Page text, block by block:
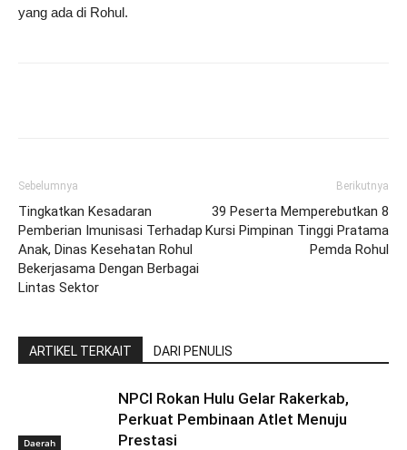
yang ada di Rohul.
Sebelumnya
Tingkatkan Kesadaran
Pemberian Imunisasi Terhadap
Anak, Dinas Kesehatan Rohul
Bekerjasama Dengan Berbagai
Lintas Sektor
Berikutnya
39 Peserta Memperebutkan 8
Kursi Pimpinan Tinggi Pratama
Pemda Rohul
ARTIKEL TERKAIT DARI PENULIS
Daerah
NPCI Rokan Hulu Gelar Rakerkab,
Perkuat Pembinaan Atlet Menuju
Prestasi